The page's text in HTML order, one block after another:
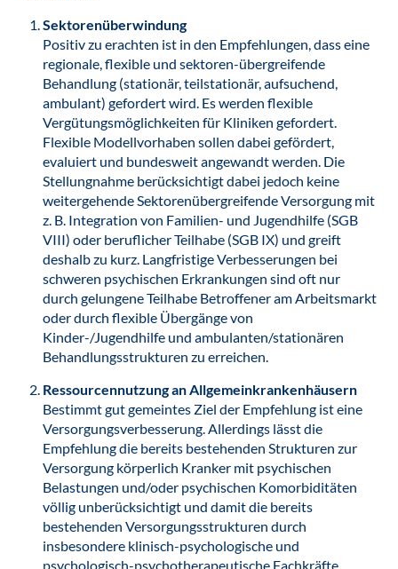
Sektorenüberwindung
Positiv zu erachten ist in den Empfehlungen, dass eine
regionale, flexible und sektoren-übergreifende
Behandlung (stationär, teilstationär, aufsuchend,
ambulant) gefordert wird. Es werden flexible
Vergütungsmöglichkeiten für Kliniken gefordert.
Flexible Modellvorhaben sollen dabei gefördert,
evaluiert und bundesweit angewandt werden. Die
Stellungnahme berücksichtigt dabei jedoch keine
weitergehende Sektorenübergreifende Versorgung mit
z. B. Integration von Familien- und Jugendhilfe (SGB
VIII) oder beruflicher Teilhabe (SGB IX) und greift
deshalb zu kurz. Langfristige Verbesserungen bei
schweren psychischen Erkrankungen sind oft nur
durch gelungene Teilhabe Betroffener am Arbeitsmarkt
oder durch flexible Übergänge von
Kinder-/Jugendhilfe und ambulanten/stationären
Behandlungsstrukturen zu erreichen.
Ressourcennutzung an Allgemeinkrankenhäusern
Bestimmt gut gemeintes Ziel der Empfehlung ist eine
Versorgungsverbesserung. Allerdings lässt die
Empfehlung die bereits bestehenden Strukturen zur
Versorgung körperlich Kranker mit psychischen
Belastungen und/oder psychischen Komorbiditäten
völlig unberücksichtigt und damit die bereits
bestehenden Versorgungsstrukturen durch
insbesondere klinisch-psychologische und
psychologisch-psychotherapeutische Fachkräfte.